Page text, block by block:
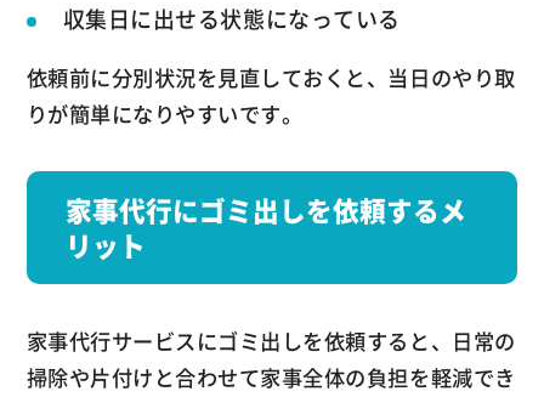
収集日に出せる状態になっている
依頼前に分別状況を見直しておくと、当日のやり取
りが簡単になりやすいです。
家事代行にゴミ出しを依頼するメ
リット
家事代行サービスにゴミ出しを依頼すると、日常の
掃除や片付けと合わせて家事全体の負担を軽減でき